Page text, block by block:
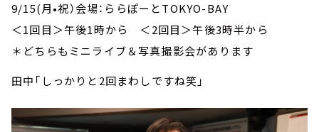
9/15(月•祝）会場：ららぽーとTOKYO-BAY
＜1回目＞午後1時から ＜2回目＞午後3時半から
＊どちらもミニライブ＆写真撮影会があります
田中「しっかりと2回まわしですね笑」